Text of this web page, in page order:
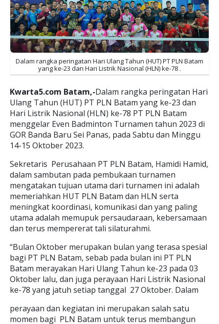
Dalam rangka peringatan Hari Ulang Tahun (HUT) PT PLN Batam
yang ke-23 dan Hari Listrik Nasional (HLN) ke-78 .
Kwarta5.com Batam,-Dalam rangka peringatan Hari
Ulang Tahun (HUT) PT PLN Batam yang ke-23 dan
Hari Listrik Nasional (HLN) ke-78 PT PLN Batam
menggelar Even Badminton Turnamen tahun 2023 di
GOR Banda Baru Sei Panas, pada Sabtu dan Minggu
14-15 Oktober 2023.
Sekretaris Perusahaan PT PLN Batam, Hamidi Hamid,
dalam sambutan pada pembukaan turnamen
mengatakan tujuan utama dari turnamen ini adalah
memeriahkan HUT PLN Batam dan HLN serta
meningkat koordinasi, komunikasi dan yang paling
utama adalah memupuk persaudaraan, kebersamaan
dan terus mempererat tali silaturahmi.
“Bulan Oktober merupakan bulan yang terasa spesial
bagi PT PLN Batam, sebab pada bulan ini PT PLN
Batam merayakan Hari Ulang Tahun ke-23 pada 03
Oktober lalu, dan juga perayaan Hari Listrik Nasional
ke-78 yang jatuh setiap tanggal 27 Oktober. Dalam
perayaan dan kegiatan ini merupakan salah satu
momen bagi PLN Batam untuk terus membangun